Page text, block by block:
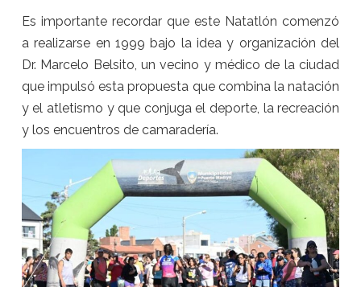
Es importante recordar que este Natatlón comenzó
a realizarse en 1999 bajo la idea y organización del
Dr. Marcelo Belsito, un vecino y médico de la ciudad
que impulsó esta propuesta que combina la natación
y el atletismo y que conjuga el deporte, la recreación
y los encuentros de camaradería.